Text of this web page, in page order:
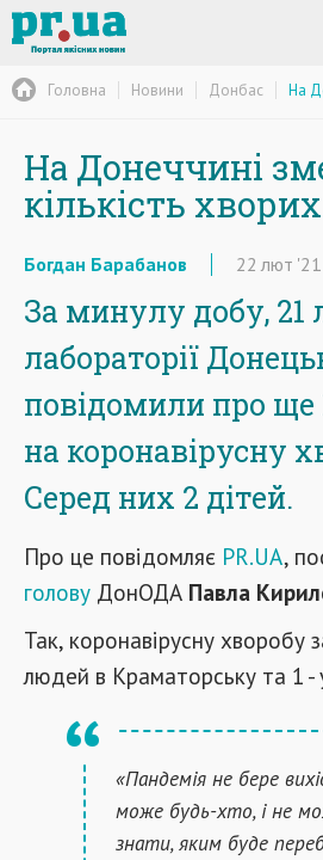
Головна Новини Донбас На
На Донеччині
кількість
Богдан Барабанов 22 лют '21
За минулу добу, 21
лабораторії
повідомили про ще
на коронавірусну
Серед них 2 дітей.
Про це повідомляє PR.UA,
голову ДонОДА Павла
Так, коронавірусну хворобу
людей в Краматорську та 1 -
«Пандемія не бере
може будь-хто, і не
знати, яким буде